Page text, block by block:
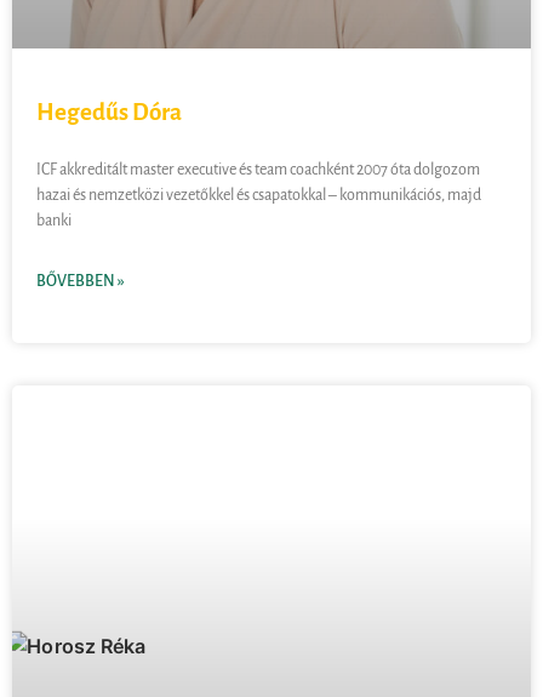
Hegedűs Dóra
ICF akkreditált master executive és team coachként 2007 óta dolgozom
hazai és nemzetközi vezetőkkel és csapatokkal – kommunikációs, majd
banki
BŐVEBBEN »